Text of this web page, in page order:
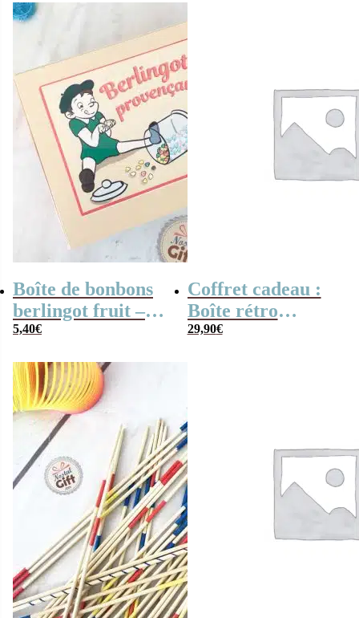
Boîte de bonbons
berlingot fruit –
200 Grammes
5,40€
Coffret cadeau :
Boîte rétro
remplie de
29,90€